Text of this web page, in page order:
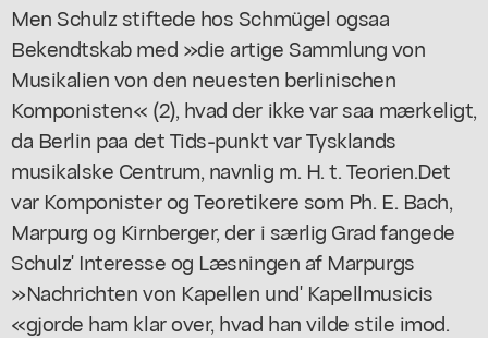
Men Schulz stiftede hos Schmügel ogsaa
Bekendtskab med »die artige Sammlung von
Musikalien von den neuesten berlinischen
Komponisten« (2), hvad der ikke var saa mærkeligt,
da Berlin paa det Tids-punkt var Tysklands
musikalske Centrum, navnlig m. H. t. Teorien.Det
var Komponister og Teoretikere som Ph. E. Bach,
Marpurg og Kirnberger, der i særlig Grad fangede
Schulz' Interesse og Læsningen af Marpurgs
»Nachrichten von Kapellen und' Kapellmusicis
«gjorde ham klar over, hvad han vilde stile imod.